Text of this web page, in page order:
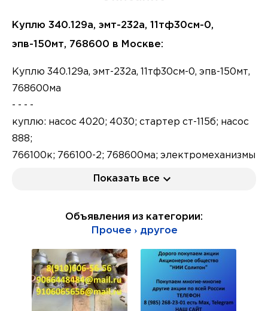
Куплю 340.129а, эмт-232а, 11тф30см-0,
эпв-150мт, 768600 в Москве:
Куплю 340.129а, эмт-232а, 11тф30см-0, эпв-150мт,
768600ма
- - - -
куплю: насос 4020; 4030; стартер ст-115б; насос
888;
766100к; 766100-2; 768600ма; электромеханизмы
мвр-2в; ур-6; эпв-150мт 2с;
эмт-230; эмт-226; эмт-123; эмт-232а; эмт-244а;
8д2.966.697-07; 8д2.966.133-01;
8д2.966.021-2; 8д2.966.041-2; 8д2.966.516-05 а
также зип к этим фильтрам
куплю: эгп-102; гср-ст-18000; стг-12тмо-1000;
Показать все
Объявления из категории:
Прочее › другое